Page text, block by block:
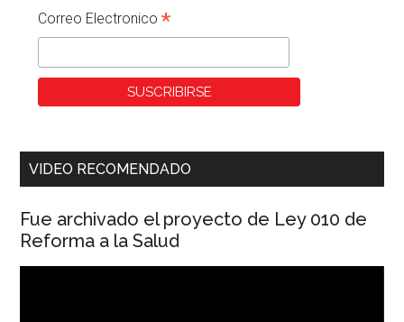
Correo Electronico*
VIDEO RECOMENDADO
Fue archivado el proyecto de Ley 010 de
Reforma a la Salud